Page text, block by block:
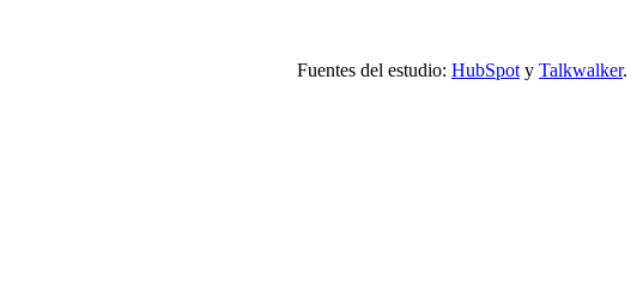
Fuentes del estudio: HubSpot y Talkwalker.